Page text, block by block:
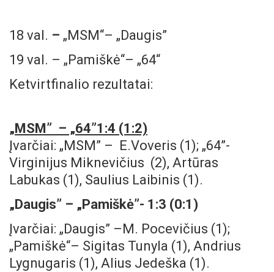
18 val. – „MSM“– „Daugis”
19 val. – „Pamiškė“– „64“
Ketvirtfinalio rezultatai:
„MSM” – „64”1 :4 (1:2)
Įvarčiai: „MSM” – E.Voveris (1); „64”-
Virginijus Miknevičius (2), Artūras
Labukas (1), Saulius Laibinis (1).
„Daugis” – „Pamiškė”- 1:3 (0:1)
Įvarčiai: „Daugis” –M. Pocevičius (1);
„Pamiškė“– Sigitas Tunyla (1), Andrius
Lygnugaris (1), Alius Jedeška (1).